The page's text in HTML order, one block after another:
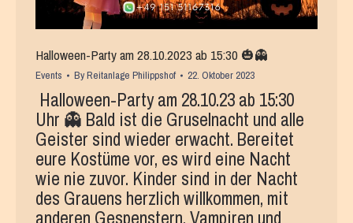
Halloween-Party am 28.10.2023 ab 15:30 🎃👻
Events ByReitanlage Philippshof 22. Oktober 2023
Halloween-Party am 28.10.23 ab 15:30
Uhr 👻 Bald ist die Gruselnacht und alle
Geister sind wieder erwacht. Bereitet
eure Kostüme vor, es wird eine Nacht
wie nie zuvor. Kinder sind in der Nacht
des Grauens herzlich willkommen, mit
anderen Gespenstern, Vampiren und